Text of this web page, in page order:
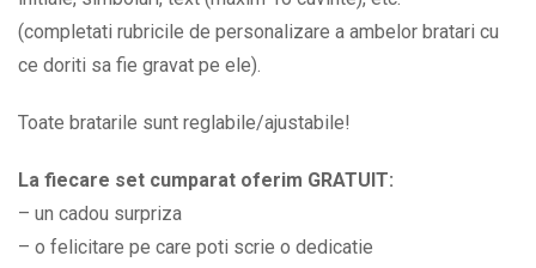
BPC379
quantity
(completati rubricile de personalizare a ambelor bratari cu
ce doriti sa fie gravat pe ele).
Toate bratarile sunt reglabile/ajustabile!
La fiecare set cumparat oferim GRATUIT:
– un cadou surpriza
– o felicitare pe care poti scrie o dedicatie